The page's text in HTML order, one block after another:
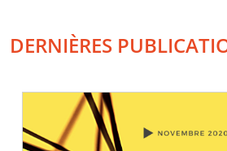
DERNIÈRES